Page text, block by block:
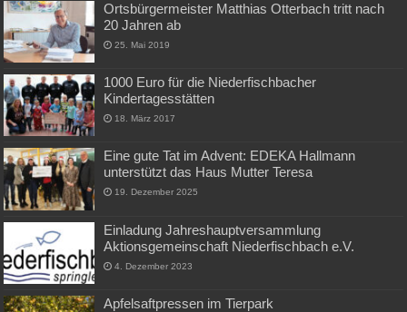
Ortsbürgermeister Matthias Otterbach tritt nach
20 Jahren ab
25. Mai 2019
1000 Euro für die Niederfischbacher
Kindertagesstätten
18. März 2017
Eine gute Tat im Advent: EDEKA Hallmann
unterstützt das Haus Mutter Teresa
19. Dezember 2025
Einladung Jahreshauptversammlung
Aktionsgemeinschaft Niederfischbach e.V.
4. Dezember 2023
Apfelsaftpressen im Tierpark